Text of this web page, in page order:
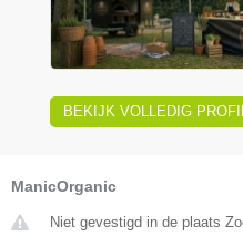
BEKIJK VOLLEDIG
ManicOrganic
Niet gevestigd in de plaats